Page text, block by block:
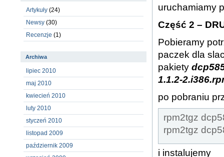
uruchamiamy
Część 2 –
Pobieramy
paczek dla
pakiety
1.1.2-
po pobraniu
rpm2tgz
rpm2tgz
i instalujemy
Artykuły (24)
Newsy (30)
Recenzje (1)
Archiwa
lipiec 2010
maj 2010
kwiecień 2010
luty 2010
styczeń 2010
listopad 2009
październik 2009